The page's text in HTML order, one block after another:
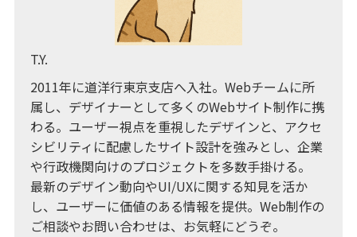
T.Y.
2011年に道洋行東京支店へ入社。Webチームに所
属し、デザイナーとして多くのWebサイト制作に携
わる。ユーザー視点を重視したデザインと、アクセ
シビリティに配慮したサイト設計を強みとし、企業
や行政機関向けのプロジェクトを多数手掛ける。
最新のデザイン動向やUI/UXに関する知見を活か
し、ユーザーに価値のある情報を提供。Web制作の
ご相談やお問い合わせは、お気軽にどうぞ。